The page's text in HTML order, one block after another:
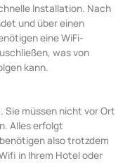
Installation. Nach
und über einen
eine WiFi-
was von
kann.
müssen nicht vor Ort
Alles erfolgt
also trotzdem
in Ihrem Hotel oder